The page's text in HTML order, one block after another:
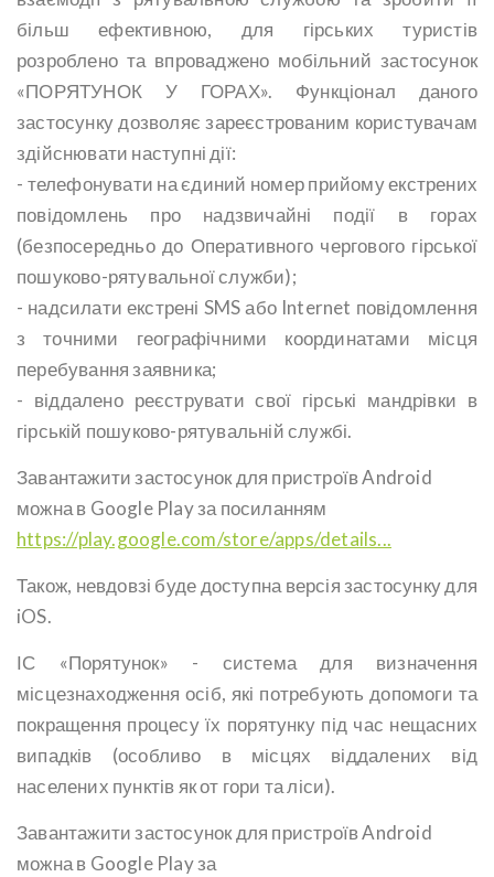
більш ефективною, для гірських туристів
розроблено та впроваджено мобільний застосунок
«ПОРЯТУНОК У ГОРАХ». Функціонал даного
застосунку дозволяє зареєстрованим користувачам
здійснювати наступні дії:
- телефонувати на єдиний номер прийому екстрених
повідомлень про надзвичайні події в горах
(безпосередньо до Оперативного чергового гірської
пошуково-рятувальної служби);
- надсилати екстрені SMS або Internet повідомлення
з точними географічними координатами місця
перебування заявника;
- віддалено реєструвати свої гірські мандрівки в
гірській пошуково-рятувальній службі.
Завантажити застосунок для пристроїв Android
можна в Google Play за посиланням
https://play.google.com/store/apps/details...
Також, невдовзі буде доступна версія застосунку для
iOS.
ІС «Порятунок» - система для визначення
місцезнаходження осіб, які потребують допомоги та
покращення процесу їх порятунку під час нещасних
випадків (особливо в місцях віддалених від
населених пунктів як от гори та ліси).
Завантажити застосунок для пристроїв Android
можна в Google Play за